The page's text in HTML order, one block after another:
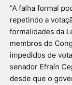
“A falha formal
repetindo a
formalidades da
membros do
impedidos de
senador Efraín
desde que o